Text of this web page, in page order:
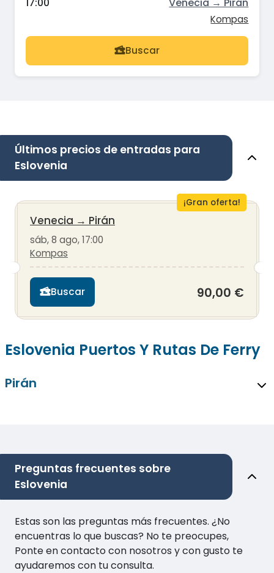
Kompas
Buscar
Últimos precios de entradas para
Eslovenia
¡Gran oferta!
Venecia → Pirán
sáb, 8 ago, 17:00
Kompas
Buscar 90,00 €
Eslovenia Puertos Y Rutas De Ferry
Pirán
Preguntas frecuentes sobre
Eslovenia
Estas son las preguntas más frecuentes. ¿No
encuentras lo que buscas? No te preocupes,
Ponte en contacto con nosotros y con gusto te
ayudaremos con tu consulta.